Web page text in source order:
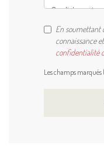
En soumettant
connaissance
confidentialité
Les champs